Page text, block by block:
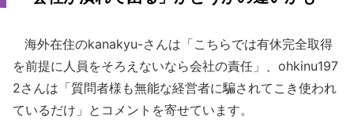
海外在住のkanakyu-さんは「こちらでは有休完全取得
を前提に人員をそろえないなら会社の責任」、ohkinu197
2さんは「質問者様も無能な経営者に騙されてこき使われ
ているだけ」とコメントを寄せています。